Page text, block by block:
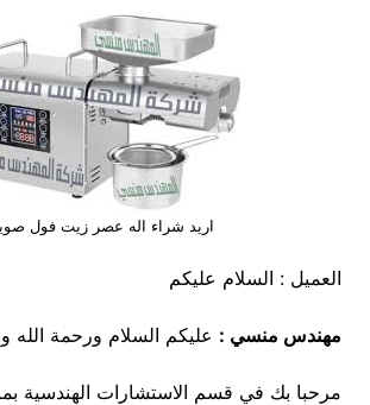
اريد شراء اله عصر زيت فول
العميل : السلام عليكم
مهندس منسي : عليكم السلام ورحمة الله
مرحبا بك في قسم الاستشارات الهندسية